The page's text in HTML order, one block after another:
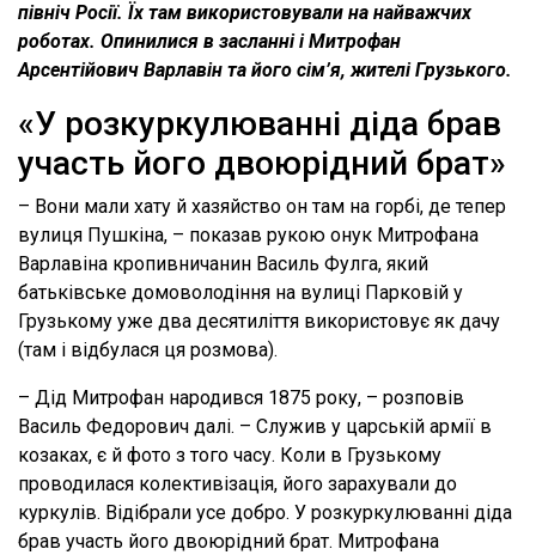
північ Росії. Їх там використовували на найважчих
роботах. Опинилися в засланні і Митрофан
Арсентійович Варлавін та його сім’я, жителі Грузького.
«У розкуркулюванні діда брав
участь його двоюрідний брат»
– Вони мали хату й хазяйство он там на горбі, де тепер
вулиця Пушкіна, – показав рукою онук Митрофана
Варлавіна кропивничанин Василь Фулга, який
батьківське домоволодіння на вулиці Парковій у
Грузькому уже два десятиліття використовує як дачу
(там і відбулася ця розмова).
– Дід Митрофан народився 1875 року, – розповів
Василь Федорович далі. – Служив у царській армії в
козаках, є й фото з того часу. Коли в Грузькому
проводилася колективізація, його зарахували до
куркулів. Відібрали усе добро. У розкуркулюванні діда
брав участь його двоюрідний брат. Митрофана